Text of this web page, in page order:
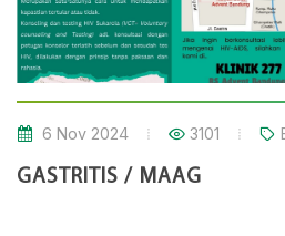
6 Nov 2024 3101
GASTRITIS / MAAG